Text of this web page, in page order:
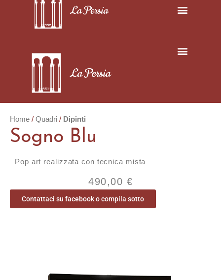
Home Quadri Dipinti
Sogno Blu
Pop art realizzata con tecnica mista
490,00 €
Contattaci su facebook o compila sotto